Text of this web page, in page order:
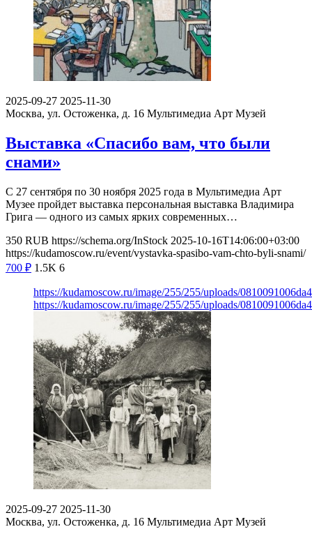
2025-09-27 2025-11-30
Москва, ул. Остоженка, д. 16 Мультимедиа Арт Музей
Выставка «Спасибо вам, что были
снами»
С 27 сентября по 30 ноября 2025 года в Мультимедиа Арт
Музее пройдет выставка персональная выставка Владимира
Грига — одного из самых ярких современных…
350 RUB https://schema.org/InStock 2025-10-16T14:06:00+03:00
https://kudamoscow.ru/event/vystavka-spasibo-vam-chto-byli-snami/
700 ₽ 1.5K 6
https://kudamoscow.ru/image/255/255/uploads/
https://kudamoscow.ru/image/255/255/uploads/
2025-09-27 2025-11-30
Москва, ул. Остоженка, д. 16 Мультимедиа Арт Музей